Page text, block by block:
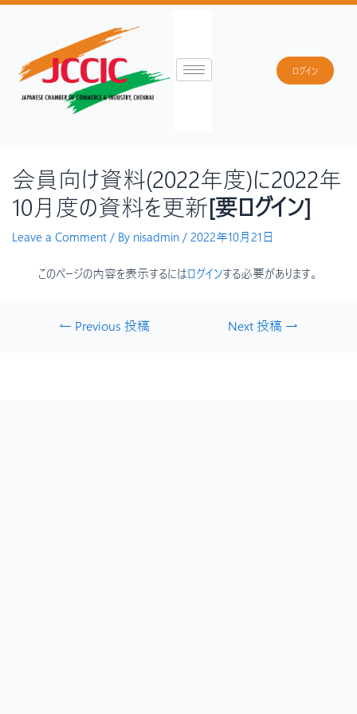
ログイン
会員向け資料(2022年度)に2022年
10月度の資料を更新[要ログイン]
Leave a Comment / By nisadmin / 2022年10月21日
このページの内容を表示するにはログインする必要があります。
← Previous 投稿 Next 投稿 →